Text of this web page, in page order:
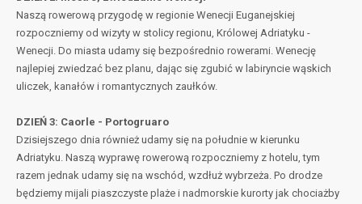
Naszą rowerową przygodę w regionie Wenecji Euganejskiej
rozpoczniemy od wizyty w stolicy regionu, Królowej Adriatyku -
Wenecji. Do miasta udamy się bezpośrednio rowerami. Wenecję
najlepiej zwiedzać bez planu, dając się zgubić w labiryncie wąskich
uliczek, kanałów i romantycznych zaułków.
DZIEŃ 3: Caorle - Portogruaro
Dzisiejszego dnia również udamy się na południe w kierunku
Adriatyku. Naszą wyprawę rowerową rozpoczniemy z hotelu, tym
razem jednak udamy się na wschód, wzdłuż wybrzeża. Po drodze
będziemy mijali piaszczyste plaże i nadmorskie kurorty jak chociażby